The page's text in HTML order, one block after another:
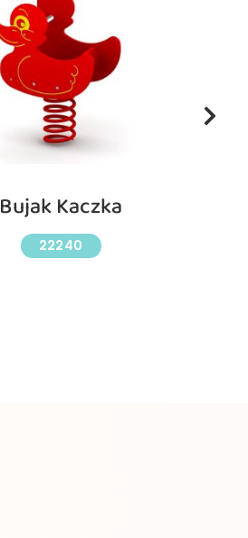
Bujak Kaczka
22240